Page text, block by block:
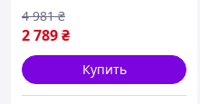
2 789₴
4 981 ₴
Купить